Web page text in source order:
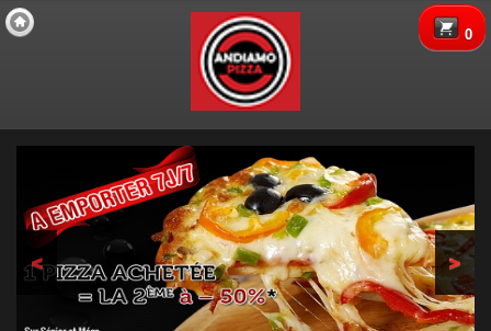
0
< >
Copyright 2013 Des-Click Com